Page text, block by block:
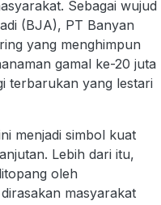
Sebagai wujud
(BJA), PT Banyan
yang menghimpun
gamal ke-20 juta
terbarukan yang lestari
menjadi simbol kuat
Lebih dari itu,
oleh
masyarakat